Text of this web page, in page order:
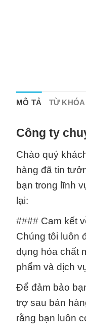
MÔ TẢ TỪ KHÓA
Công ty
Chào quý
hàng đã tin
bạn trong lĩnh
lại:
#### Cam kết
Chúng tôi luôn
dụng hóa chất
phẩm và dịch
Để đảm bảo
trợ sau bán
rằng bạn luôn